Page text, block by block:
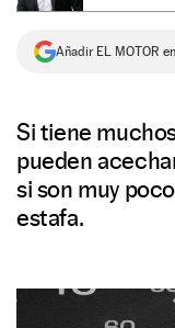
SÍGUENOS
Añadir EL MOTOR
Si tiene
pueden
si son muy
estafa.